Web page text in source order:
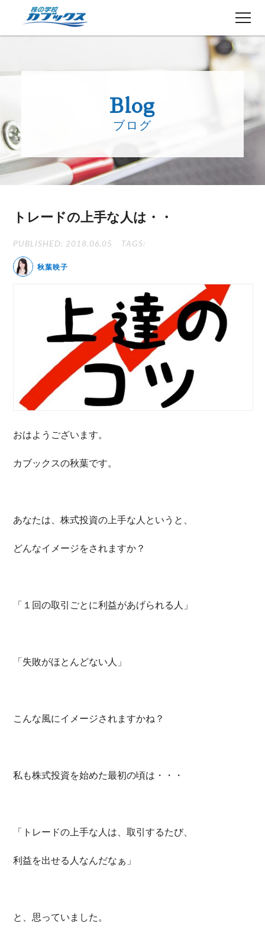
５分でわかるカブックス
授業日程
生徒さんの声
講師ブログ
お知らせ
体験セミナーの詳細・申込
Blog
ブログ
トレードの上手な人は・・
PUBLISHED: 2018.06.05 TAGS:
秋葉映子
おはようございます。
カブックスの秋葉です。
あなたは、株式投資の上手な人というと、
どんなイメージをされますか？
「１回の取引ごとに利益があげられる人」
「失敗がほとんどない人」
こんな風にイメージされますかね？
私も株式投資を始めた最初の頃は・・・
「トレードの上手な人は、取引するたび、
利益を出せる人なんだなぁ」
と、思っていました。